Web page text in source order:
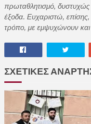
πρωταθλητισμό,
έξοδα. Ευχαριστώ,
τρόπο, με εμψυχώνουν και
ΣΧΕΤΙΚΕΣ